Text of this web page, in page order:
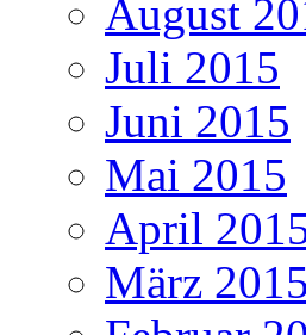
August
Juli 2015
Juni 2015
Mai 2015
April
März 2015